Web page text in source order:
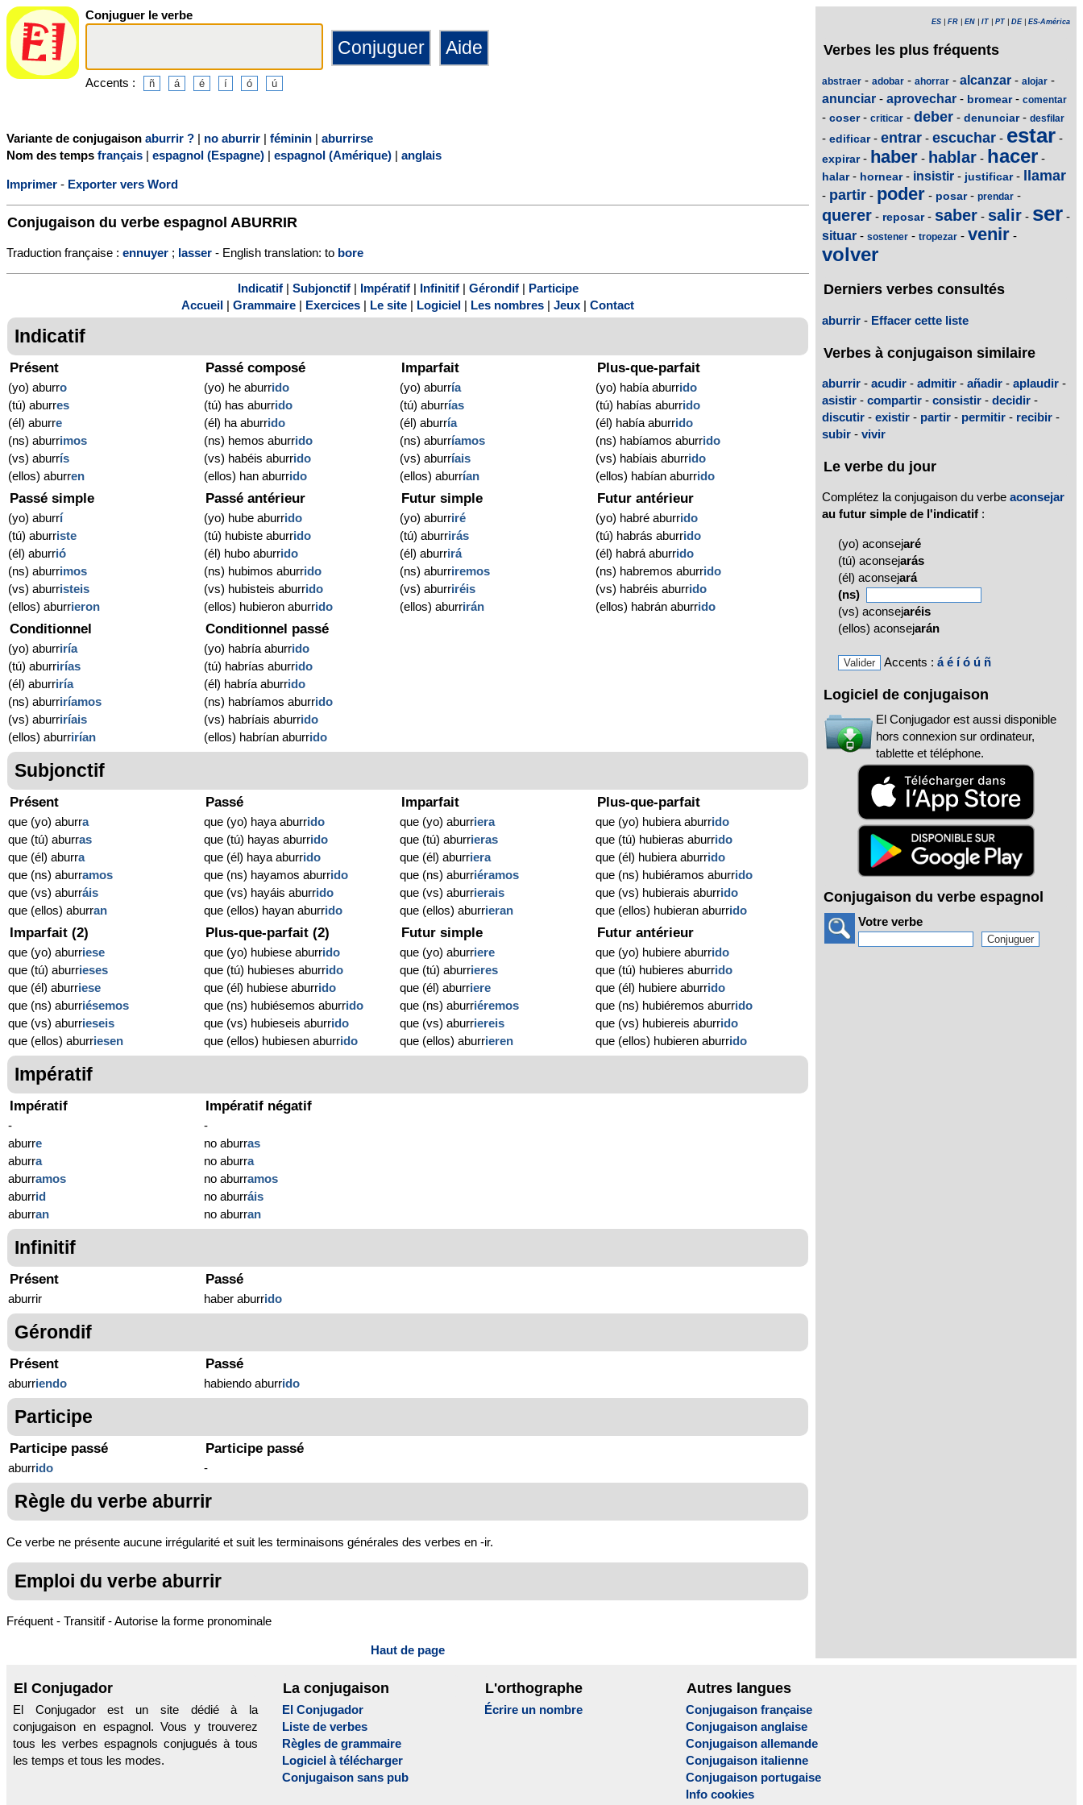
Conjuguer le verbe
Accents :
Variante de conjugaison aburrir ? | no aburrir | féminin | aburrirse
Nom des temps français | espagnol (Espagne) | espagnol (Amérique) | anglais
Imprimer - Exporter vers Word
Conjugaison du verbe espagnol ABURRIR
Traduction française : ennuyer ; lasser - English translation: to bore
Indicatif| Subjonctif| Impératif| Infinitif| Gérondif|
Participe
Accueil
Grammaire Exercices Le site Logiciel Les nombres Jeux Contact
Indicatif
Présent
(yo) aburro
(tú) aburres
(él) aburre
(ns) aburrimos
(vs) aburrís
(ellos) aburren
Passé composé
(yo) he aburrido
(tú) has aburrido
(él) ha aburrido
(ns) hemos aburrido
(vs) habéis aburrido
(ellos) han aburrido
Imparfait
(yo) aburría
(tú) aburrías
(él) aburría
(ns) aburríamos
(vs) aburríais
(ellos) aburrían
Plus-que-parfait
(yo) había aburrido
(tú) habías aburrido
(él) había aburrido
(ns) habíamos aburrido
(vs) habíais aburrido
(ellos) habían aburrido
Passé simple
(yo) aburrí
(tú) aburriste
(él) aburrió
(ns) aburrimos
(vs) aburristeis
(ellos) aburrieron
Passé antérieur
(yo) hube aburrido
(tú) hubiste aburrido
(él) hubo aburrido
(ns) hubimos aburrido
(vs) hubisteis aburrido
(ellos) hubieron aburrido
Futur simple
(yo) aburriré
(tú) aburrirás
(él) aburrirá
(ns) aburriremos
(vs) aburriréis
(ellos) aburrirán
Futur antérieur
(yo) habré aburrido
(tú) habrás aburrido
(él) habrá aburrido
(ns) habremos aburrido
(vs) habréis aburrido
(ellos) habrán aburrido
Conditionnel
(yo) aburriría
(tú) aburrirías
(él) aburriría
(ns) aburriríamos
(vs) aburriríais
(ellos) aburrirían
Conditionnel passé
(yo) habría aburrido
(tú) habrías aburrido
(él) habría aburrido
(ns) habríamos aburrido
(vs) habríais aburrido
(ellos) habrían aburrido
Subjonctif
Présent
que (yo) aburra
que (tú) aburras
que (él) aburra
que (ns) aburramos
que (vs) aburráis
que (ellos) aburran
Passé
que (yo) haya aburrido
que (tú) hayas aburrido
que (él) haya aburrido
que (ns) hayamos aburrido
que (vs) hayáis aburrido
que (ellos) hayan aburrido
Imparfait
que (yo) aburriera
que (tú) aburrieras
que (él) aburriera
que (ns) aburriéramos
que (vs) aburrierais
que (ellos) aburrieran
Plus-que-parfait
que (yo) hubiera aburrido
que (tú) hubieras aburrido
que (él) hubiera aburrido
que (ns) hubiéramos aburrido
que (vs) hubierais aburrido
que (ellos) hubieran aburrido
Imparfait (2)
que (yo) aburriese
que (tú) aburrieses
que (él) aburriese
que (ns) aburriésemos
que (vs) aburrieseis
que (ellos) aburriesen
Plus-que-parfait (2)
que (yo) hubiese aburrido
que (tú) hubieses aburrido
que (él) hubiese aburrido
que (ns) hubiésemos aburrido
que (vs) hubieseis aburrido
que (ellos) hubiesen aburrido
Futur simple
que (yo) aburriere
que (tú) aburrieres
que (él) aburriere
que (ns) aburriéremos
que (vs) aburriereis
que (ellos) aburrieren
Futur antérieur
que (yo) hubiere aburrido
que (tú) hubieres aburrido
que (él) hubiere aburrido
que (ns) hubiéremos aburrido
que (vs) hubiereis aburrido
que (ellos) hubieren aburrido
Impératif
Impératif
-
aburre
aburra
aburramos
aburrid
aburran
Impératif négatif
-
no aburras
no aburra
no aburramos
no aburráis
no aburran
Infinitif
Présent
aburrir
Passé
haber aburrido
Gérondif
Présent
aburriendo
Passé
habiendo aburrido
Participe
Participe passé
aburrido
Participe passé
-
Règle du verbe aburrir
Ce verbe ne présente aucune irrégularité et suit les terminaisons générales des verbes en -ir.
Emploi du verbe aburrir
Fréquent - Transitif - Autorise la forme pronominale
Haut de page
ES FR EN IT PT DE| ES-América
Verbes les plus fréquents
abstraer - adobar - ahorrar - alcanzar - alojar -
anunciar - aprovechar - bromear- comentar
- coser- criticar - deber - denunciar- desfilar
- edificar- entrar - escuchar - estar -
expirar- haber - hablar - hacer -
halar- hornear- insistir - justificar- llamar
- partir - poder - posar- prendar -
querer - reposar- saber - salir - ser -
situar - sostener - tropezar - venir -
volver
Derniers verbes consultés
aburrir - Effacer cette liste
Verbes à conjugaison similaire
aburrir - acudir - admitir - añadir - aplaudir -
asistir - compartir - consistir - decidir -
discutir - existir - partir - permitir - recibir -
subir - vivir
Le verbe du jour
Complétez la conjugaison du verbe aconsejar
au futur simple de l'indicatif :
(yo) aconsejaré
(tú) aconsejarás
(él) aconsejará
(ns)
(vs) aconsejaréis
(ellos) aconsejarán
Accents : á é í ó ú ñ
Logiciel de conjugaison
El Conjugador est aussi disponible
hors connexion sur ordinateur,
tablette et téléphone.
Conjugaison du verbe espagnol
Votre verbe
El Conjugador
El Conjugador est un site dédié à la
conjugaison en espagnol. Vous y trouverez
tous les verbes espagnols conjugués à tous
les temps et tous les modes.
La conjugaison
El Conjugador
Liste de verbes
Règles de grammaire
Logiciel à télécharger
Conjugaison sans pub
L'orthographe
Écrire un nombre
Autres langues
Conjugaison française
Conjugaison anglaise
Conjugaison allemande
Conjugaison italienne
Conjugaison portugaise
Info cookies